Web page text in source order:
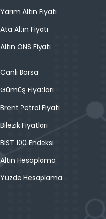
Yarım Altın Fiyatı
Ata Altın Fiyatı
Altın ONS Fiyatı
Canlı Borsa
Gümüş Fiyatları
Brent Petrol Fiyatı
Bilezik Fiyatları
BIST 100 Endeksi
Altın Hesaplama
Yüzde Hesaplama